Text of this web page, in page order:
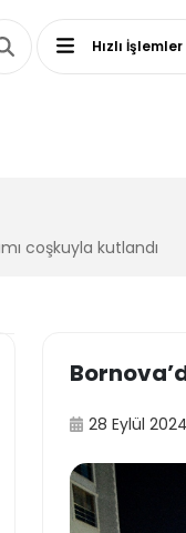
Hızlı İşlemler
coşkuyla kutlandı
28 Eylül 2024